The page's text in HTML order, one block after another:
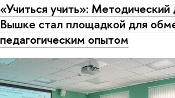
«Учиться учить»: Методический
Вышке стал площадкой для
педагогическим опытом